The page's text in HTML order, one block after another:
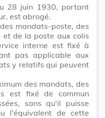
28 juin 1930, portant
est abrogé.
mandats-poste, des
de la poste aux colis
interne est fixé à
pas applicable aux
y relatifs qui peuvent
des mandats, des
est fixé de commun
sans qu'il puisse
l'équivalent de cette